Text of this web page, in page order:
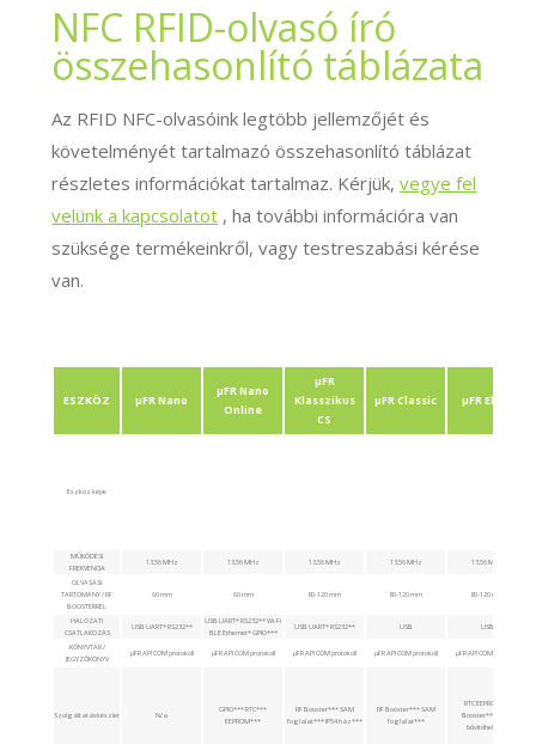
NFC RFID-olvasó író
összehasonlító táblázata
Az RFID NFC-olvasóink legtöbb jellemzőjét és
követelményét tartalmazó összehasonlító táblázat
részletes információkat tartalmaz. Kérjük,vegye fel
velünk a kapcsolatot , ha további információra van
szüksége termékeinkről, vagy testreszabási kérése
van.
ESZKÖZ μFR Nano
μFR Nano
Online
μFR
Klasszikus
CS
μFR Classic μFR Előre
Eszköz képe
MŰKÖDÉSI
FREKVENCIA
13,56 MHz 13,56 MHz 13,56 MHz 13,56 MHz 13,56 MHz
OLVASÁSI
TARTOMÁNY / RF
BOOSTERREL
60 mm 60 mm 80-120 mm 80-120 mm 80-120 mm
HÁLÓZATI
CSATLAKOZÁS
USB UART* RS232**
USB UART* RS232** Wi-Fi
BLE Ethernet* GPIO***
USB UART* RS232** USB USB
KÖNYVTÁR /
JEGYZŐKÖNYV
μFR API COM protokoll μFR API COM protokoll μFR API COM protokoll μFR API COM protokoll μFR API COM protokoll
Szolgáltatáskészlet N/a
GPIO*** RTC***
EEPROM***
RF Booster*** SAM
foglalat*** IP54 ház***
RF Booster*** SAM
foglalat***
RTC EEPROM RF
Booster*** SAM
bővítőhely***